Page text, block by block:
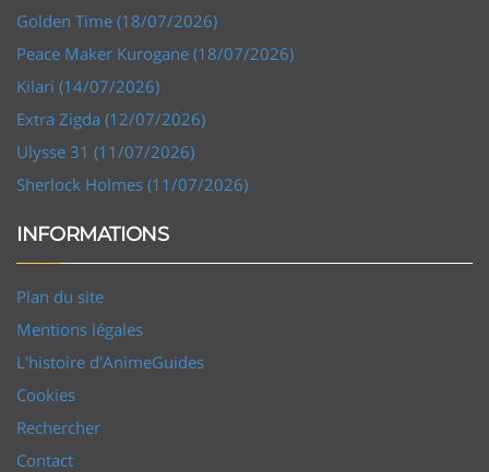
Golden Time (18/07/2026)
Peace Maker Kurogane (18/07/2026)
Kilari (14/07/2026)
Extra Zigda (12/07/2026)
Ulysse 31 (11/07/2026)
Sherlock Holmes (11/07/2026)
INFORMATIONS
Plan du site
Mentions légales
L'histoire d'AnimeGuides
Cookies
Rechercher
Contact